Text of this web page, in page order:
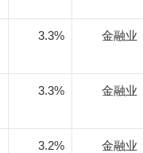
3.3% 金融业
3.3% 金融业
3.2% 金融业